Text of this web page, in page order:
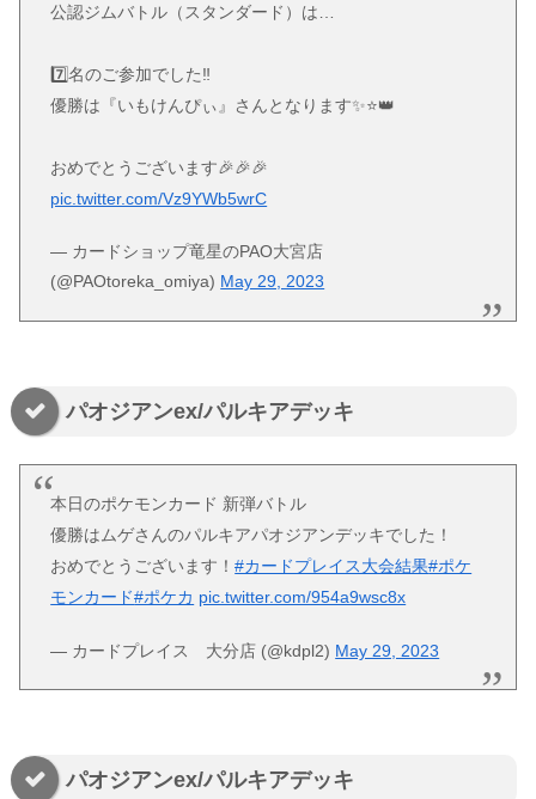
公認ジムバトル（スタンダード）は…
7️⃣名のご参加でした‼️
優勝は『いもけんぴぃ』さんとなります✨⭐️👑
おめでとうございます🎉🎉🎉
pic.twitter.com/Vz9YWb5wrC
— カードショップ竜星のPAO大宮店
(@PAOtoreka_omiya) May 29, 2023
パオジアンex/パルキアデッキ
本日のポケモンカード 新弾バトル
優勝はムゲさんのパルキアパオジアンデッキでした！
おめでとうございます！#カードプレイス大会結果#ポケ
モンカード#ポケカ pic.twitter.com/954a9wsc8x
— カードプレイス 大分店 (@kdpl2) May 29, 2023
パオジアンex/パルキアデッキ